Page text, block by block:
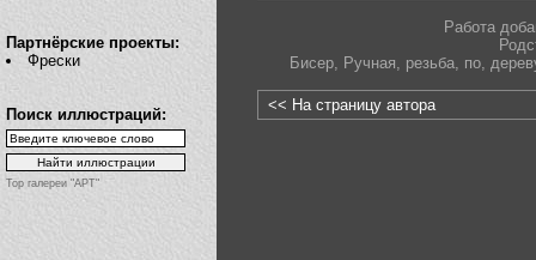
Партнёрские проекты:
Фрески
Поиск иллюстраций:
Top галереи "АРТ"
Работа
Бисер, Ручная, резьба, по,
<< На страницу автора